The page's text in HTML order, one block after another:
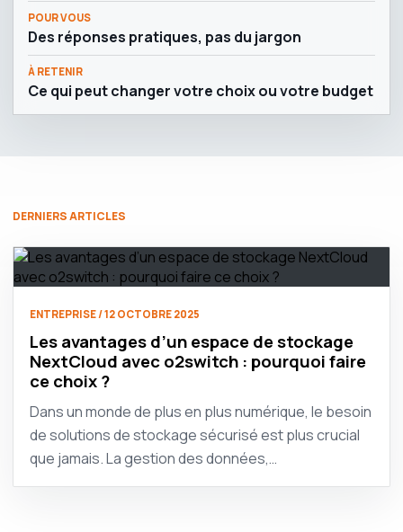
POUR VOUS
Des réponses pratiques, pas du jargon
À RETENIR
Ce qui peut changer votre choix ou votre budget
DERNIERS ARTICLES
ENTREPRISE / 12 OCTOBRE 2025
Les avantages d’un espace de stockage
NextCloud avec o2switch : pourquoi faire
ce choix ?
Dans un monde de plus en plus numérique, le besoin
de solutions de stockage sécurisé est plus crucial
que jamais. La gestion des données,…